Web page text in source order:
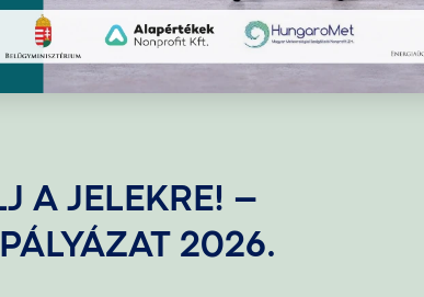
A JELEKRE! –
2026.